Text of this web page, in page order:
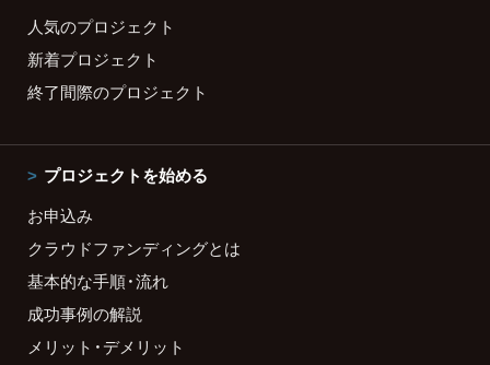
人気のプロジェクト
新着プロジェクト
終了間際のプロジェクト
プロジェクトを始める
お申込み
クラウドファンディングとは
基本的な手順・流れ
成功事例の解説
メリット・デメリット